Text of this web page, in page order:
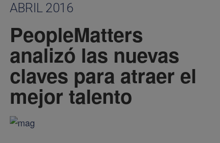
ABRIL 2016
PeopleMatters
analizó las nuevas
claves para atraer el
mejor talento